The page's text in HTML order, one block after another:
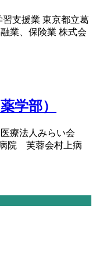
支援業 東京都立葛
業、保険業 株式会
学部）
療法人みらい会
院 芙蓉会村上病